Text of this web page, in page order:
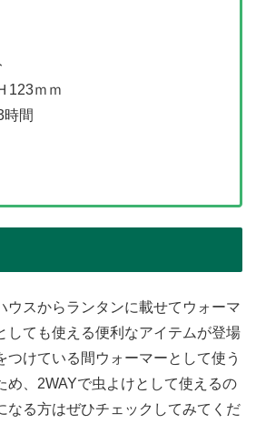
123ｍｍ
時間
ウスからランタンに載せてウォーマ
しても使える便利なアイテムが登場
つけている間ウォーマーとして使う
め、2WAYで虫よけとして使えるの
なる方はぜひチェックしてみてくだ